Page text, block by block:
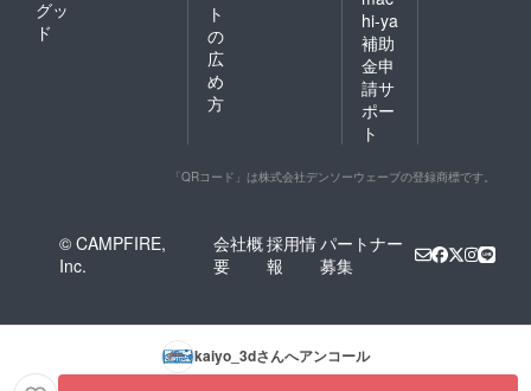
グッ
ド
ト
の
広
め
方
hi-ya
補助
金申
請サ
ポー
ト
「QRコード」は株式会社デンソーウェーブの登録商標です。
© CAMPFIRE,
Inc.
会社概
要
採用情
報
パートナー
募集
kaiyo_3dさんへアンコール